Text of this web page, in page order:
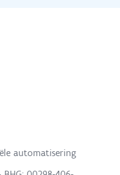
automatisering